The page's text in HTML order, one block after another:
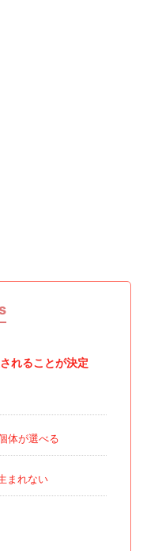
れることが決定
体が選べる
まれない